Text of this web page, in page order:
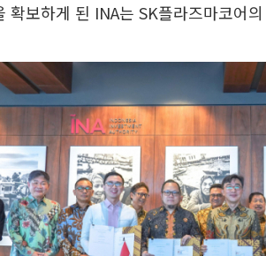
확보하게 된 INA는 SK플라즈마코어